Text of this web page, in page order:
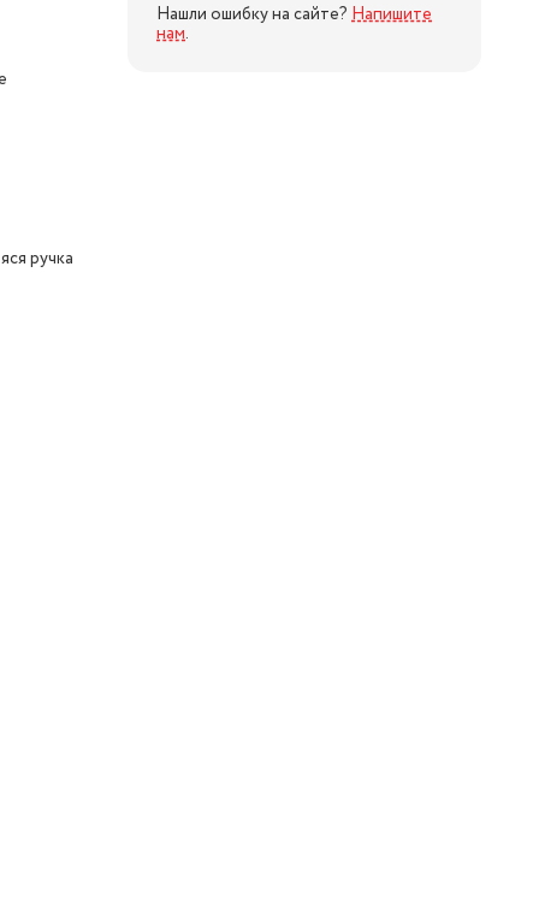
ручка
Нашли ошибку на сайте? Напишите
нам.